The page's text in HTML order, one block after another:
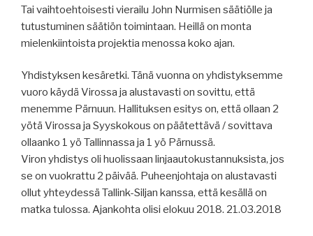
Tai vaihtoehtoisesti vierailu John Nurmisen säätiölle ja
tutustuminen säätiön toimintaan. Heillä on monta
mielenkiintoista projektia menossa koko ajan.
Yhdistyksen kesäretki. Tänä vuonna on yhdistyksemme
vuoro käydä Virossa ja alustavasti on sovittu, että
menemme Pärnuun. Hallituksen esitys on, että ollaan 2
yötä Virossa ja Syyskokous on päätettävä / sovittava
ollaanko 1 yö Tallinnassa ja 1 yö Pärnussä.
Viron yhdistys oli huolissaan linjaautokustannuksista, jos
se on vuokrattu 2 päivää. Puheenjohtaja on alustavasti
ollut yhteydessä Tallink-Siljan kanssa, että kesällä on
matka tulossa. Ajankohta olisi elokuu 2018. 21.03.2018